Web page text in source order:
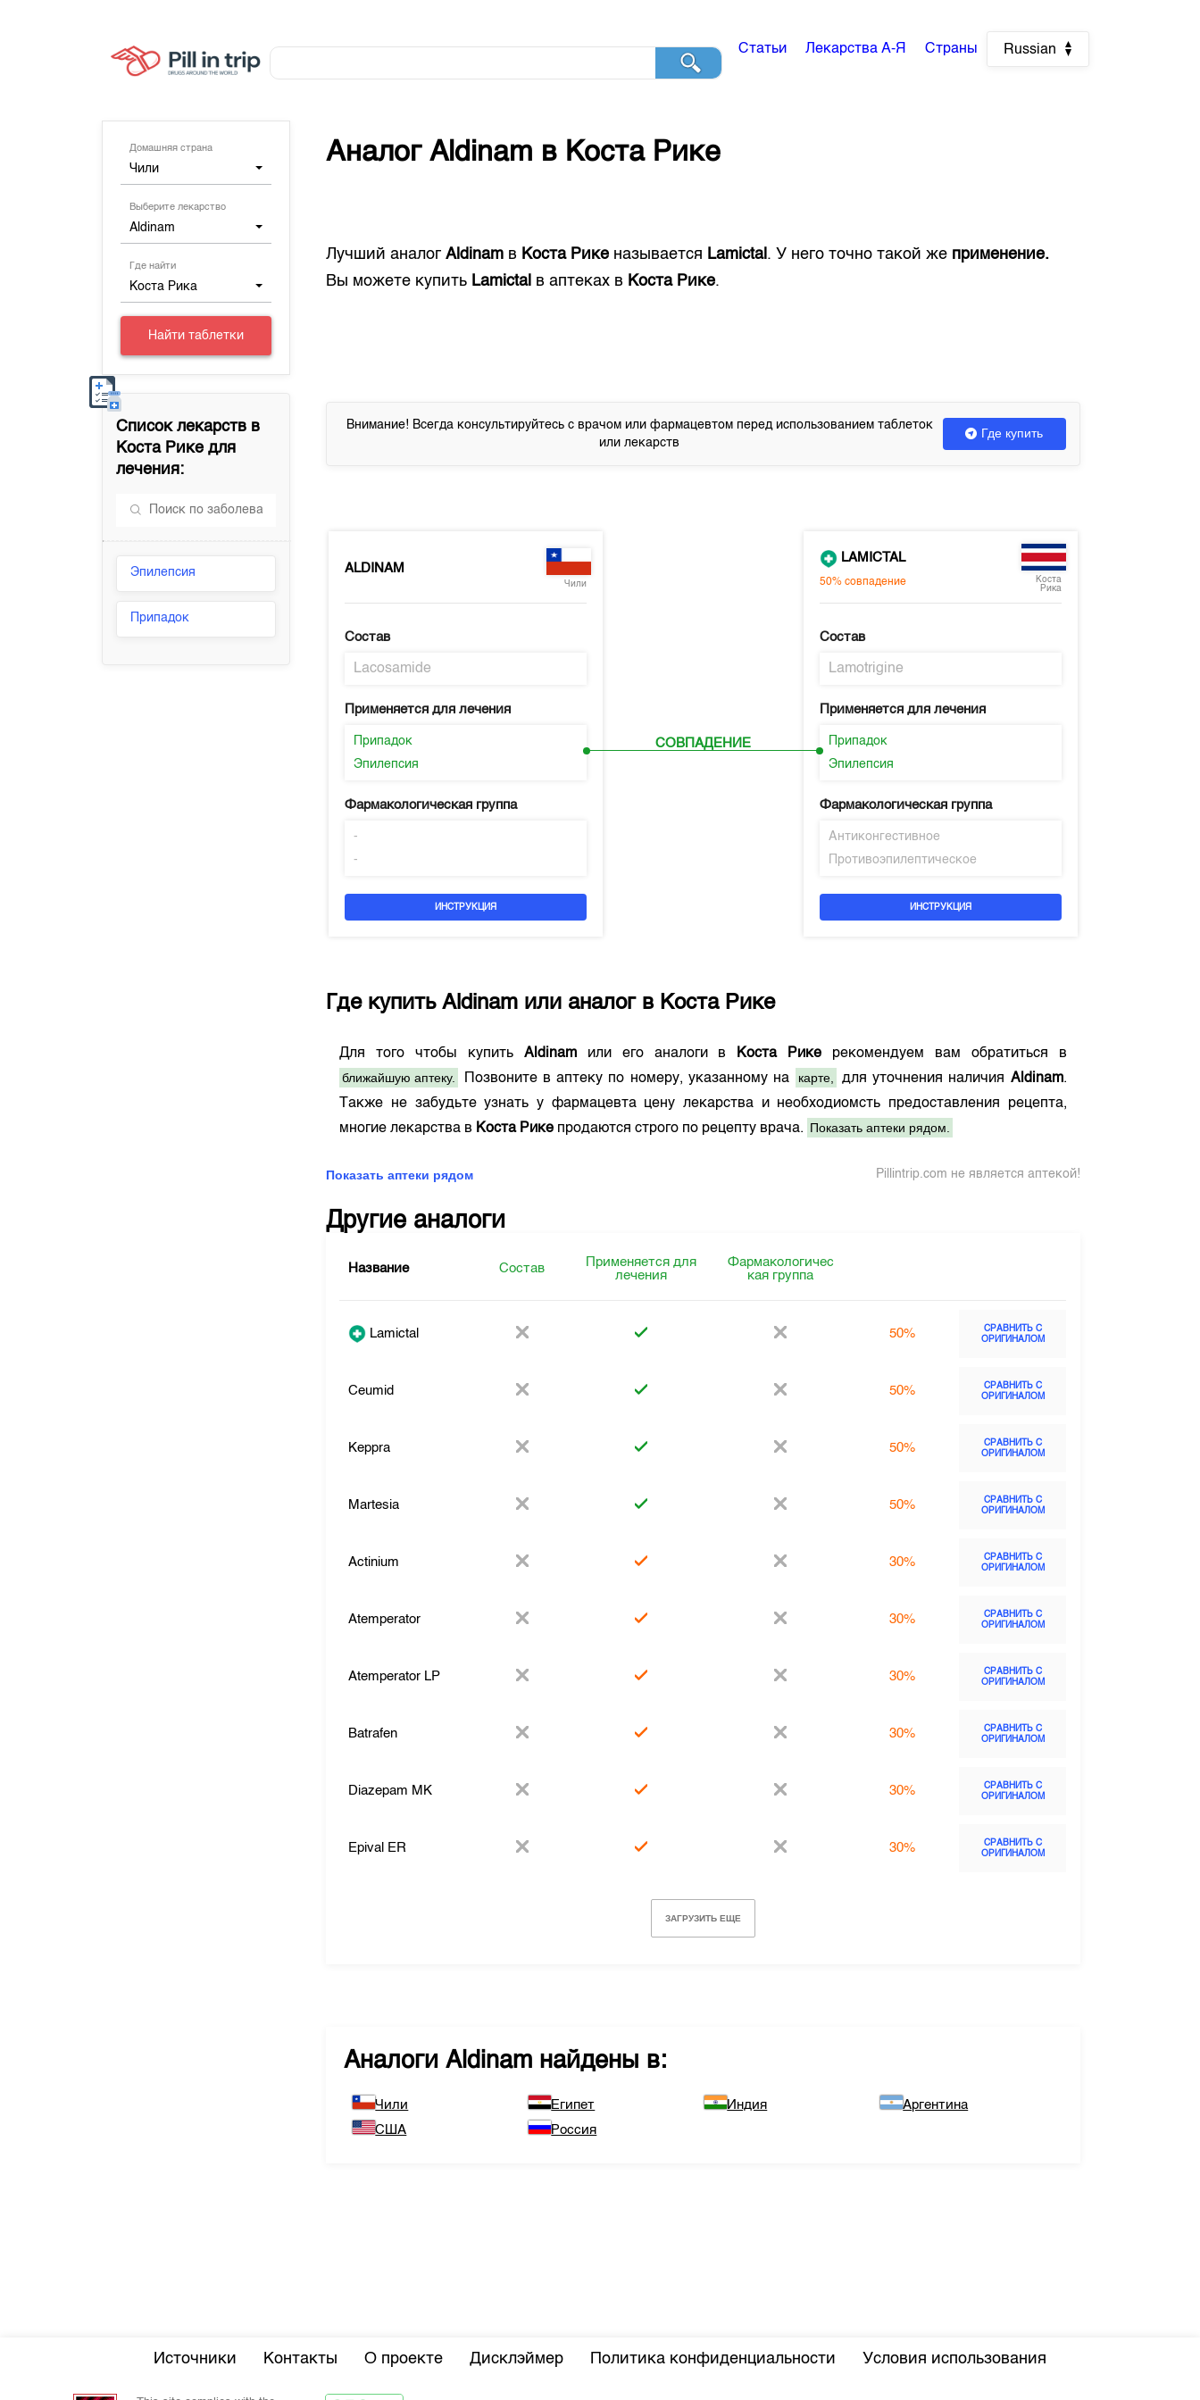
Статьи Лекарства А-Я Страны Russian
Домашняя страна
Чили
Выберите лекарство
Aldinam
Где найти
Коста Рика
Найти таблетки
Список лекарств в
Коста Рике для
лечения:
Эпилепсия
Припадок
АналогAldinam в Коста Рике
Лучший аналогAldinam в Коста Рике называется Lamictal . У него точно такой же применение.
Вы можете купить Lamictal в аптеках в Коста Рике.
Внимание! Всегда консультируйтесь с врачом или фармацевтом перед использованием таблеток
или лекарств
Где купить
ALDINAM
Чили
Состав
Lacosamide
Применяется для лечения
Припадок
Эпилепсия
Фармакологическая группа
-
-
ИНСТРУКЦИЯ
СОВПАДЕНИЕ
LAMICTAL
50% совпадение
Коста
Рика
Состав
Lamotrigine
Применяется для лечения
Припадок
Эпилепсия
Фармакологическая группа
Антиконгестивное
Противоэпилептическое
ИНСТРУКЦИЯ
Где купитьAldinam или аналог в Коста Рике
Для того чтобы купить Aldinamили его аналоги в Коста Рике рекомендуем вам обратиться в
ближайшую аптеку.
Позвоните в аптеку по номеру, указанному на карте, для уточнения наличия Aldinam.
Также не забудьте узнать у фармацевта цену лекарства и необходиомсть предоставления рецепта,
многие лекарства в Коста Рике продаются строго по рецепту врача. Показать аптеки рядом.
Показать аптеки рядом Pillintrip.com не является аптекой!
Другие аналоги
Название Состав
Применяется для
лечения
Фармакологичес
кая группа
Lamictal 50%
СРАВНИТЬ С
ОРИГИНАЛОМ
Ceumid 50%
СРАВНИТЬ С
ОРИГИНАЛОМ
Keppra 50%
СРАВНИТЬ С
ОРИГИНАЛОМ
Martesia 50%
СРАВНИТЬ С
ОРИГИНАЛОМ
Actinium 30%
СРАВНИТЬ С
ОРИГИНАЛОМ
Atemperator 30%
СРАВНИТЬ С
ОРИГИНАЛОМ
Atemperator LP 30%
СРАВНИТЬ С
ОРИГИНАЛОМ
Batrafen 30%
СРАВНИТЬ С
ОРИГИНАЛОМ
Diazepam MK 30%
СРАВНИТЬ С
ОРИГИНАЛОМ
Epival ER 30%
СРАВНИТЬ С
ОРИГИНАЛОМ
ЗАГРУЗИТЬ ЕЩЕ
АналогиAldinam найдены в:
Чили Египет Индия
Аргентина
США
Россия
Источники Контакты О проекте Дисклэймер Политика конфиденциальности Условия использования